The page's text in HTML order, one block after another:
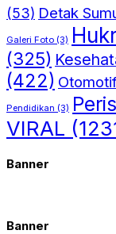
(53) Detak
Galeri Foto (3)
(325)
(422)
Pendidikan (3)
VIRAL
Banner
Banner